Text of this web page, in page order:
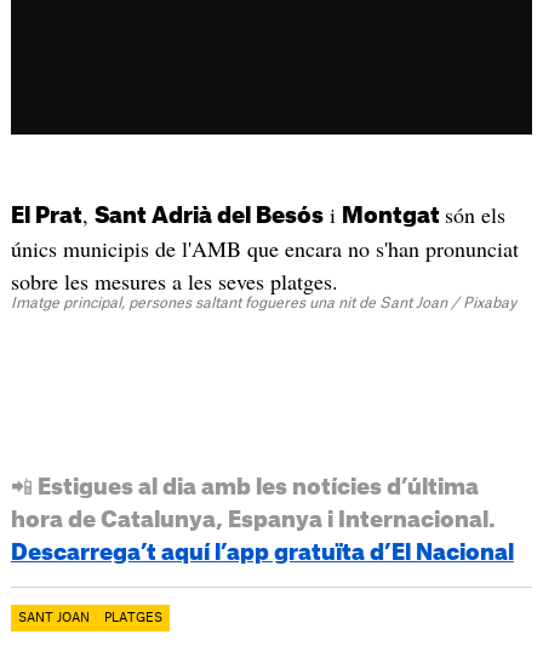
El Prat, Sant Adrià del Besósi Montgat són els
únics municipis de l'AMB que encara no s'han pronunciat
sobre les mesures a les seves platges.
Imatge principal, persones saltant fogueres una nit de Sant Joan / Pixabay
📲 Estigues al dia amb les notícies d’última
hora de Catalunya, Espanya i Internacional.
Descarrega’t aquí l’app gratuïta d’El Nacional
SANT JOAN PLATGES